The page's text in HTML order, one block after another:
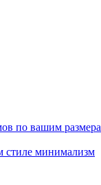
по вашим
стиле минимализм